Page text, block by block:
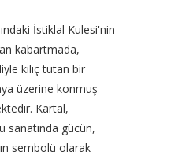
İstiklal Kulesi'nin
kabartmada,
kılıç tutan bir
üzerine konmuş
Kartal,
sanatında gücün,
sembolü olarak